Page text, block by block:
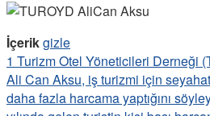
İçerikgizle
1 Turizm Otel Yöneticileri Derneği
Ali Can Aksu, iş turizmi için
daha fazla harcama yaptığını